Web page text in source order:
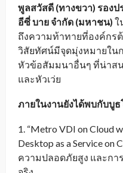
พูลสวัสดี (ทางขวา) รอง
อีซี่ บาย จำกัด (มหาชน) ใ
ถึงความท้าทายที่องค์กร
วิสัยทัศน์มีจุดมุ่งหมายใน
หัวข้อสัมมนาอื่นๆ ที่น่าส
และหัวเว่ย
ภายในงานยังได้พบกับบู
1. “Metro VDI on Cloud
Desktop as a Service
ความปลอดภัยสูง และกา